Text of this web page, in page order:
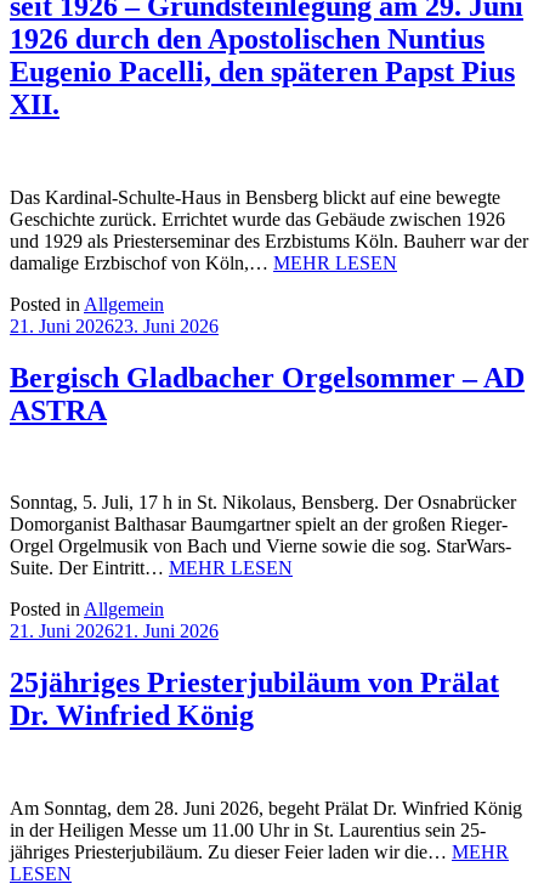
1926 durch den Apostolischen Nuntius
Eugenio Pacelli, den späteren Papst Pius
XII.
Das Kardinal-Schulte-Haus in Bensberg blickt auf eine bewegte
Geschichte zurück. Errichtet wurde das Gebäude zwischen 1926
und 1929 als Priesterseminar des Erzbistums Köln. Bauherr war der
damalige Erzbischof von Köln,… MEHR LESEN
Posted in Allgemein
21. Juni 202623. Juni 2026
Bergisch Gladbacher Orgelsommer – AD
ASTRA
Sonntag, 5. Juli, 17 h in St. Nikolaus, Bensberg. Der Osnabrücker
Domorganist Balthasar Baumgartner spielt an der großen Rieger-
Orgel Orgelmusik von Bach und Vierne sowie die sog. StarWars-
Suite. Der Eintritt… MEHR LESEN
Posted inAllgemein
21. Juni 202621. Juni 2026
25jähriges Priesterjubiläum von Prälat
Dr. Winfried König
Am Sonntag, dem 28. Juni 2026, begeht Prälat Dr. Winfried König
in der Heiligen Messe um 11.00 Uhr in St. Laurentius sein 25-
jähriges Priesterjubiläum. Zu dieser Feier laden wir die… MEHR
LESEN